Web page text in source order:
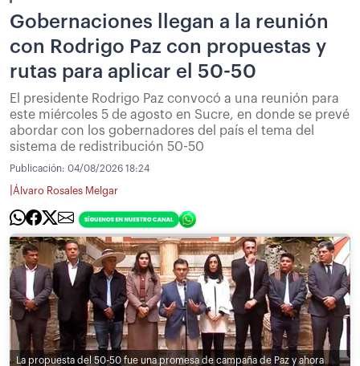
Gobernaciones llegan a la reunión
con Rodrigo Paz con propuestas y
rutas para aplicar el 50-50
El presidente Rodrigo Paz convocó a una reunión para
este miércoles 5 de agosto en Sucre, en donde se prevé
abordar con los gobernadores del país el tema del
sistema de redistribución 50-50
Publicación: 04/08/2026 18:24
Álvaro Rosales Melgar
La propuesta del 50-50 fue una promesa de campaña de Paz y ahora